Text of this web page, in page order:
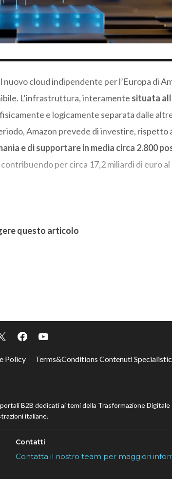
nuovo cloud indipendente per l’Europa di
L’infrastruttura, interamente situata
e logicamente separata dalle
Amazon prevede di investire, rispetto
e di supportare in media circa 2.800
per circa 17,2 miliardi di euro al
questo articolo
Policy Terms&Conditions Contenuti
B2B dedicati ai temi della Trasformazione
italiane.
Contatti
Contatta il nostro team per maggiori